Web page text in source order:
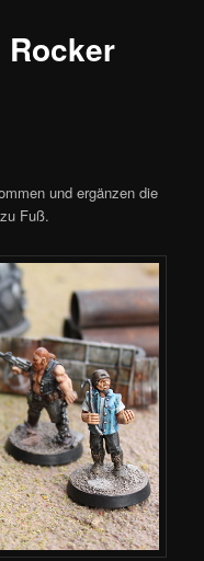
und ergänzen die
Fuß.